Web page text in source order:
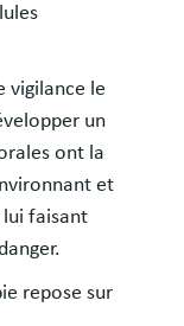
vigilance le
un
ont la
et
faisant
repose sur